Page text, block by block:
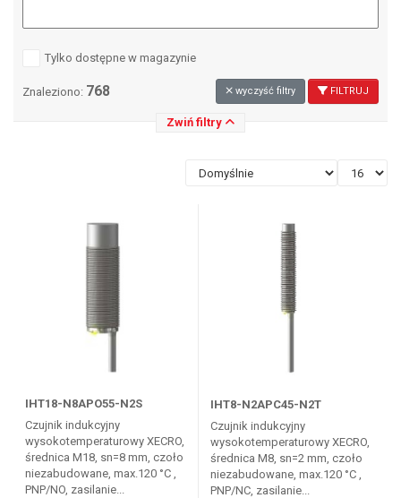
Tylko dostępne w magazynie
Znaleziono: 768 wyczyść filtry FILTRUJ
Zwiń filtry
IHT18-N8APO55-N2S
Czujnik indukcyjny
wysokotemperaturowy XECRO,
średnica M18, sn=8 mm, czoło
niezabudowane, max.120 °C ,
PNP/NO, zasilanie...
IHT8-N2APC45-N2T
Czujnik indukcyjny
wysokotemperaturowy XECRO,
średnica M8, sn=2 mm, czoło
niezabudowane, max.120 °C ,
PNP/NC, zasilanie...